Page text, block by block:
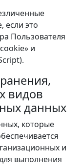
если это
Пользователя
и
видов
данных
которые
и
выполнения